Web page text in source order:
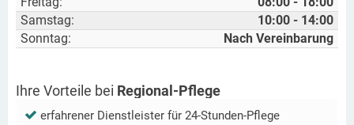
Samstag:
10:00 - 14:00
Sonntag:
Nach Vereinbarung
Ihre Vorteile bei Regional-Pflege
erfahrener Dienstleister für 24-Stunden-Pflege